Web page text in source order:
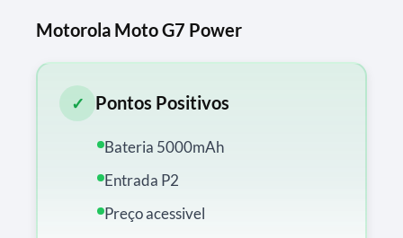
Motorola Moto G7 Power
✓ Pontos Positivos
Bateria 5000mAh
Entrada P2
Preço acessivel